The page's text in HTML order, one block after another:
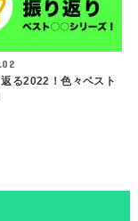
る2022！色々ベスト